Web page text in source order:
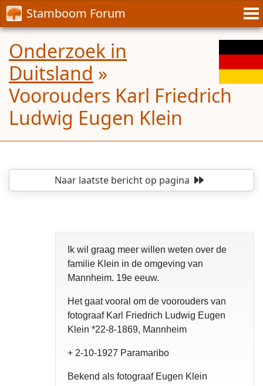
Stamboom Forum
Onderzoek in
Duitsland »
Voorouders Karl Friedrich
Ludwig Eugen Klein
Naar laatste berichtop pagina
Ik wil graag meer willen weten over de
familie Klein in de omgeving van
Mannheim. 19e eeuw.
Het gaat vooral om de voorouders van
fotograaf Karl Friedrich Ludwig Eugen
Klein *22-8-1869, Mannheim
+ 2-10-1927 Paramaribo
Bekend als fotograaf Eugen Klein